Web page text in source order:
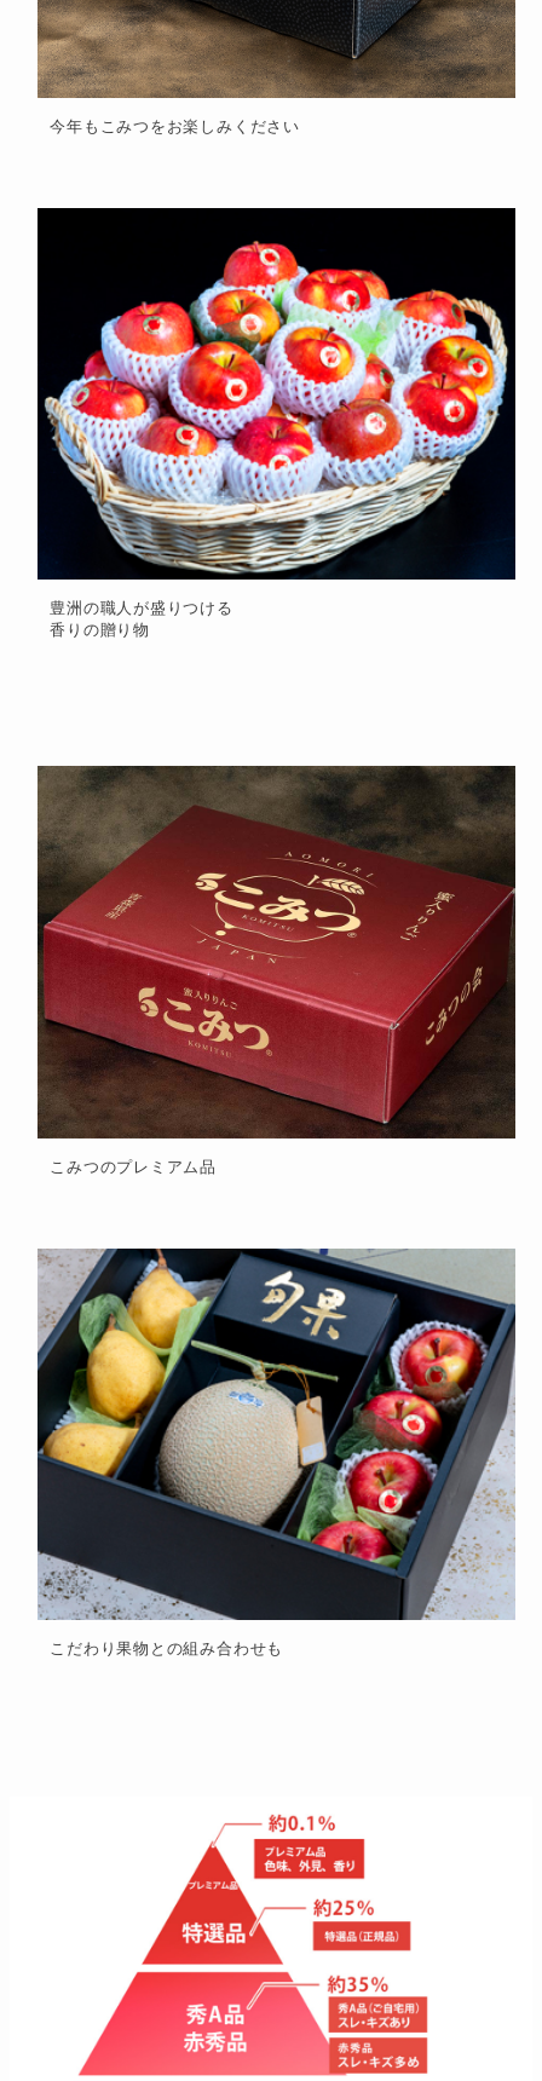
今年もこみつをお楽しみください
豊洲の職人が盛りつける
香りの贈り物
こみつのプレミアム品
こだわり果物との組み合わせも